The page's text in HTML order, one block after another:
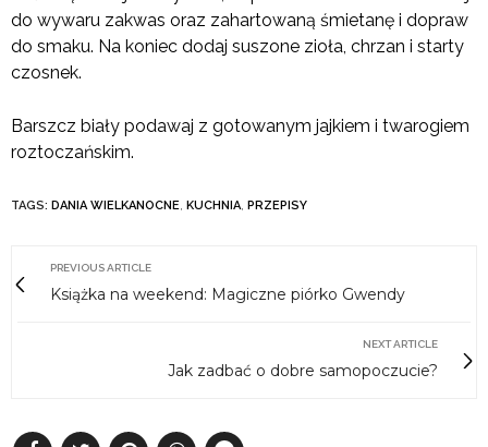
do wywaru zakwas oraz zahartowaną śmietanę i dopraw
do smaku. Na koniec dodaj suszone zioła, chrzan i starty
czosnek.
Barszcz biały podawaj z gotowanym jajkiem i twarogiem
roztoczańskim.
TAGS: DANIA WIELKANOCNE, KUCHNIA, PRZEPISY
PREVIOUS ARTICLE
Książka na weekend: Magiczne piórko Gwendy
NEXT ARTICLE
Jak zadbać o dobre samopoczucie?